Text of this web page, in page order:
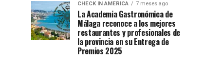
CHECK IN AMERICA 7 meses ago
La Academia Gastronómica de
Málaga reconoce a los mejores
restaurantes y profesionales de
la provincia en su Entrega de
Premios 2025